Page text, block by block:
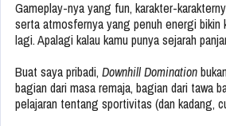
Gameplay-nya yang fun, karakter-
serta atmosfernya yang penuh energi bikin
lagi. Apalagi kalau kamu punya sejarah
Buat saya pribadi, Downhill Domination
bagian dari masa remaja, bagian dari tawa
pelajaran tentang sportivitas (dan kadang,